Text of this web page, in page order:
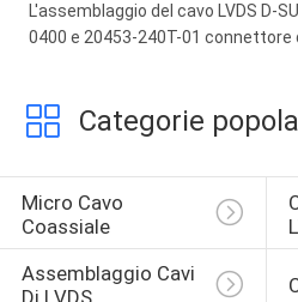
L'assemblaggio del cavo LVDS D-
0400 e 20453-240T-01 connettore
Categorie
Micro Cavo
Coassiale
Assemblaggio Cavi